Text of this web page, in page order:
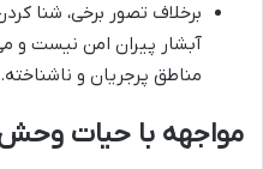
برخلاف تصور برخی، شنا
آبشار پیران امن نیست و
مناطق پرجریان و ناشناخته.
مواجهه با حیات